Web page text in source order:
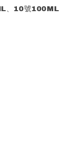
、10號100ML